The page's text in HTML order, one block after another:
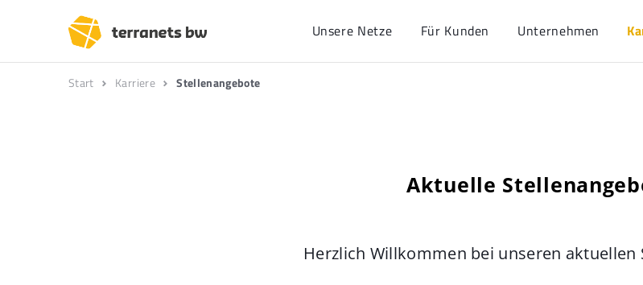
Unsere Netze Für Kunden Unternehmen
Start Karriere Stellenangebote
Aktuelle
Herzlich Willkommen bei unseren aktuellen